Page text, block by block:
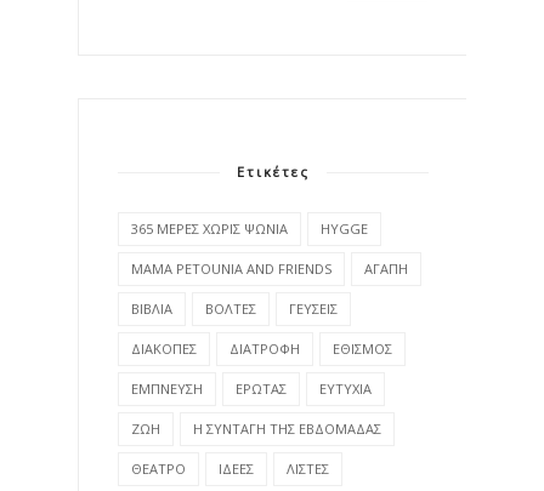
Ετικέτες
365 ΜΕΡΕΣ ΧΩΡΙΣ ΨΩΝΙΑ HYGGE
MAMA PETOUNIA AND FRIENDS ΑΓΑΠΗ
ΒΙΒΛΙΑ ΒΟΛΤΕΣ ΓΕΥΣΕΙΣ
ΔΙΑΚΟΠΕΣ ΔΙΑΤΡΟΦΗ ΕΘΙΣΜΟΣ
ΕΜΠΝΕΥΣΗ ΕΡΩΤΑΣ ΕΥΤΥΧΙΑ
ΖΩΗ Η ΣΥΝΤΑΓΗ ΤΗΣ ΕΒΔΟΜΑΔΑΣ
ΘΕΑΤΡΟ ΙΔΕΕΣ ΛΙΣΤΕΣ